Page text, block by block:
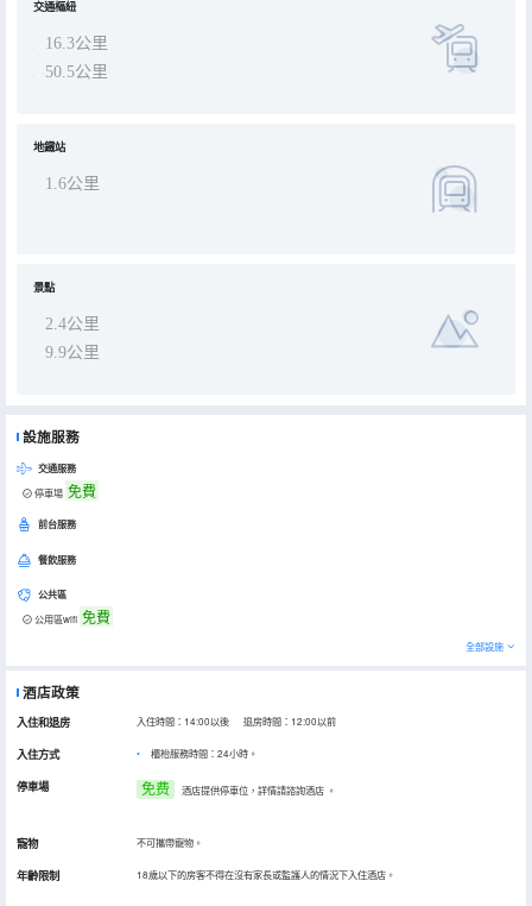
交通樞紐
16.3公里
50.5公里
地鐵站
1.6公里
景點
2.4公里
9.9公里
設施服務
交通服務
停車場 免費
前台服務
餐飲服務
公共區
公用區wifi 免費
全部設施
酒店政策
入住和退房 入住時間：14:00以後 退房時間：12:00以前
入住方式 櫃枱服務時間：24小時。
停車場 免费 酒店提供停車位，詳情請諮詢酒店 。
寵物 不可攜帶寵物。
年齡限制 18歲以下的房客不得在沒有家長或監護人的情況下入住酒店。